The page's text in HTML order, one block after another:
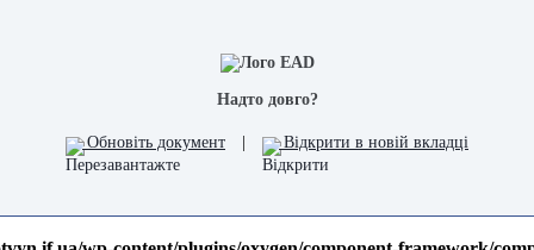
Надто довго?
Обновіть документ Відкрити в новій вкладці